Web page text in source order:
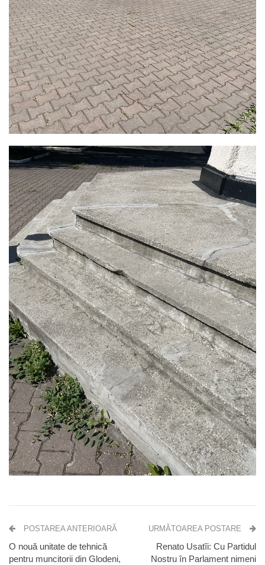
POSTAREA ANTERIOARĂ
O nouă unitate de tehnică
pentru muncitorii din Glodeni,
URMĂTOAREA POSTARE
Renato Usatîi: Cu Partidul
Nostru în Parlament nimeni